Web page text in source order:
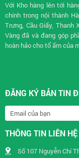
Với Kho hàng lên tới
chính trong nội thành
Trưng, Cầu Giấy, Thanh
Vàng đã và đang góp
hoàn hảo cho tổ ấm của
ĐĂNG KÝ BẢN TIN
THÔNG TIN LIÊN HỆ
Số 107 Nguyễn Chí